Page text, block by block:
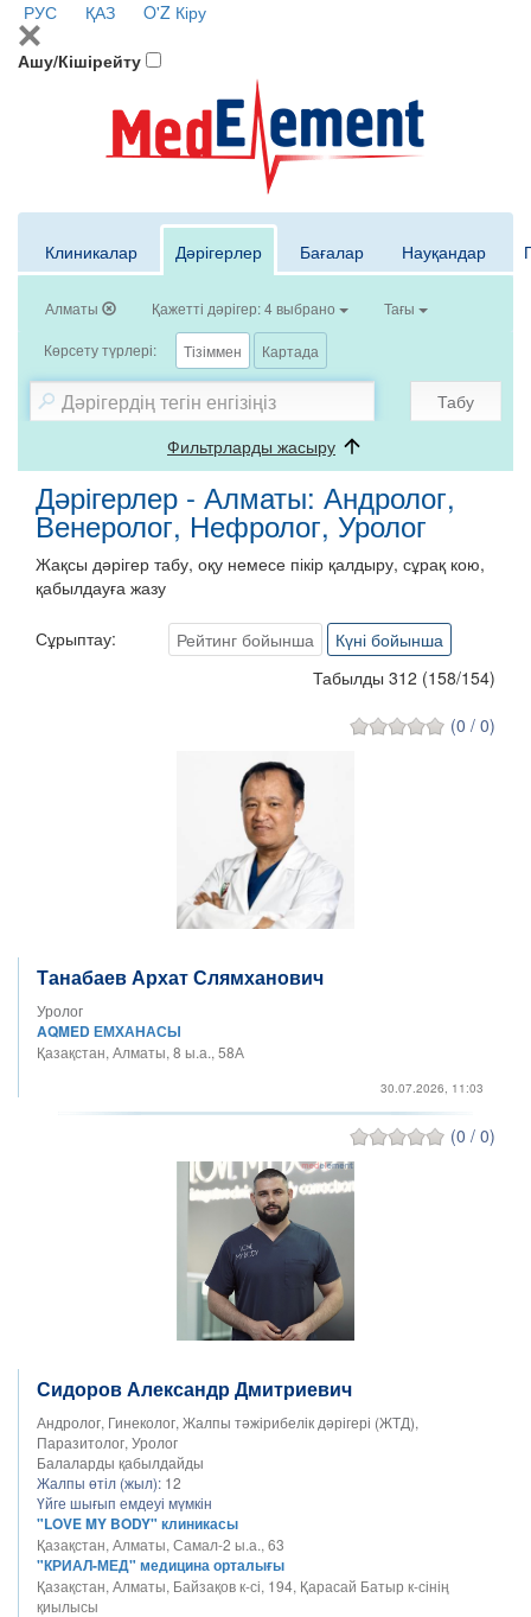
РУС ҚАЗ O'Z Кіру
Ашу/Кішірейту
Клиникалар Дәрігерлер Бағалар Науқандар
Алматы Қажетті дәрігер: 4 выбрано Тағы
Көрсету түрлері: Тізіммен Картада
Табу
Фильтрларды жасыру
Дәрігерлер - Алматы: Андролог,
Венеролог, Нефролог, Уролог
Жақсы дәрігер табу, оқу немесе пікір қалдыру, сұрақ кою,
қабылдауға жазу
Сұрыптау: Рейтинг бойынша
Күні бойынша
Табылды 312 (158/154)
(0 / 0)
Танабаев Архат Слямханович
Уролог
AQMED ЕМХАНАСЫ
Қазақстан, Алматы, 8 ы.а., 58А
30.07.2026, 11:03
(0 / 0)
Сидоров Александр Дмитриевич
Андролог, Гинеколог, Жалпы тәжірибелік дәрігері (ЖТД),
Паразитолог, Уролог
Балаларды қабылдайды
Жалпы өтіл (жыл): 12
Үйге шығып емдеуі мүмкін
"LOVE MY BODY" клиникасы
Қазақстан, Алматы, Самал-2 ы.а., 63
"КРИАЛ-МЕД" медицина орталығы
Қазақстан, Алматы, Байзақов к-сі, 194, Қарасай Батыр к-сінің
қиылысы